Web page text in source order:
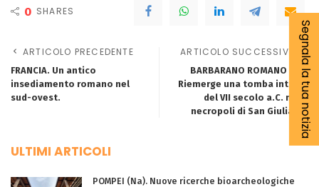
0 SHARES
ARTICOLO PRECEDENTE
FRANCIA. Un antico
insediamento romano nel
sud-ovest.
ARTICOLO SUCCESSIVO
BARBARANO ROMANO (Vt).
Riemerge una tomba intatta
del VII secolo a.C. nella
necropoli di San Giuliano.
ULTIMI ARTICOLI
POMPEI (Na). Nuove ricerche bioarcheologiche
Segnala la tua notizia